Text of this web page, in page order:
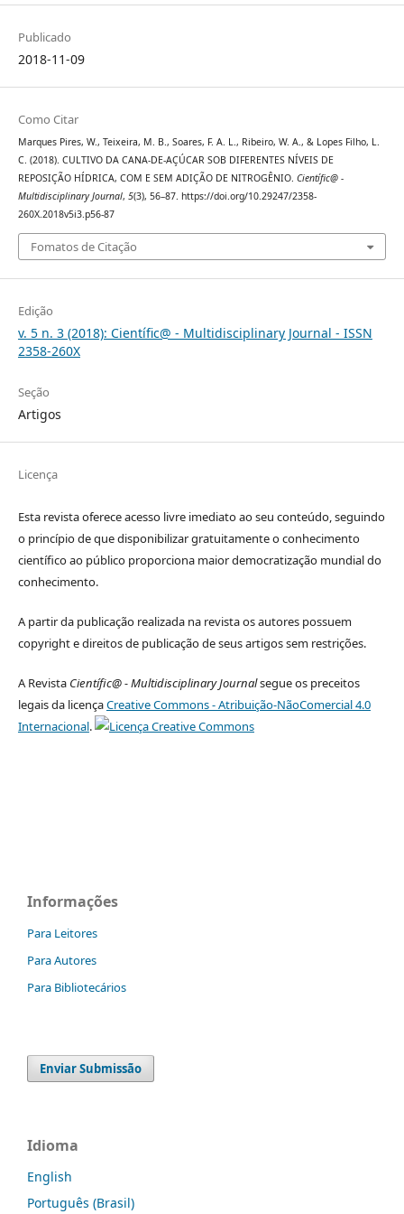
Publicado
2018-11-09
Como Citar
Marques Pires, W., Teixeira, M. B., Soares, F. A. L., Ribeiro, W. A., & Lopes Filho, L.
C. (2018). CULTIVO DA CANA-DE-AÇÚCAR SOB DIFERENTES NÍVEIS DE
REPOSIÇÃO HÍDRICA, COM E SEM ADIÇÃO DE NITROGÊNIO. Científic@ -
Multidisciplinary Journal, 5(3), 56–87. https://doi.org/10.29247/2358-
260X.2018v5i3.p56-87
Fomatos de Citação
Edição
v. 5 n. 3 (2018): Científic@ - Multidisciplinary Journal - ISSN
2358-260X
Seção
Artigos
Licença
Esta revista oferece acesso livre imediato ao seu conteúdo, seguindo
o princípio de que disponibilizar gratuitamente o conhecimento
científico ao público proporciona maior democratização mundial do
conhecimento.
A partir da publicação realizada na revista os autores possuem
copyright e direitos de publicação de seus artigos sem restrições.
A Revista Científic@ - Multidisciplinary Journalsegue os preceitos
legais da licençaCreative Commons - Atribuição-NãoComercial 4.0
Internacional.
Informações
Para Leitores
Para Autores
Para Bibliotecários
Enviar Submissão
Idioma
English
Português (Brasil)